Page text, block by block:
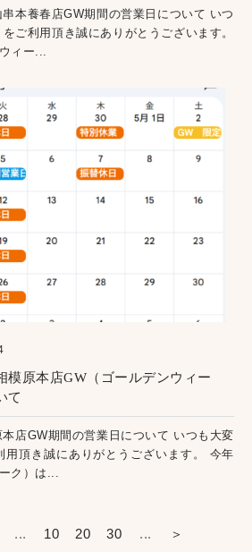
本養春店GW期間の営業日について いつ
ご利用頂き誠にありがとうございます。
ィー...
原本店GW（ゴールデンウィー
て
店GW期間の営業日について いつも大変
用頂き誠にありがとうございます。 今年
ク）は...
... 10 20 30 ... ＞